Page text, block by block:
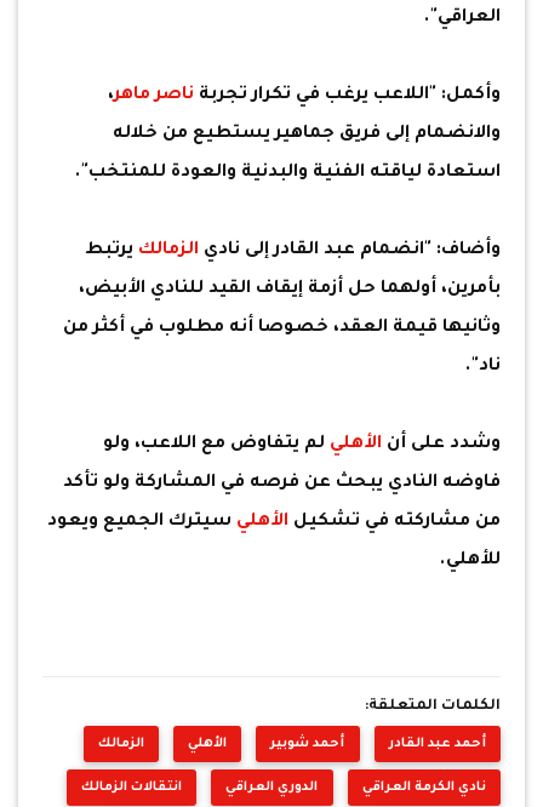
العراقي".
وأكمل: "اللاعب يرغب في تكرار تجربة ناصر ماهر،
والانضمام إلى فريق جماهير يستطيع من خلاله
استعادة لياقته الفنية والبدنية والعودة للمنتخب".
وأضاف: "انضمام عبد القادر إلى نادي الزمالك يرتبط
بأمرين، أولهما حل أزمة إيقاف القيد للنادي الأبيض،
وثانيها قيمة العقد، خصوصا أنه مطلوب في أكثر من
ناد".
وشدد على أن الأهلي لم يتفاوض مع اللاعب، ولو
فاوضه النادي يبحث عن فرصه في المشاركة ولو تأكد
من مشاركته في تشكيل الأهلي سيترك الجميع ويعود
للأهلي.
الكلمات المتعلقة:
أحمد عبد القادر أحمد شوبير الأهلي الزمالك
نادي الكرمة العراقي الدوري العراقي انتقالات الزمالك